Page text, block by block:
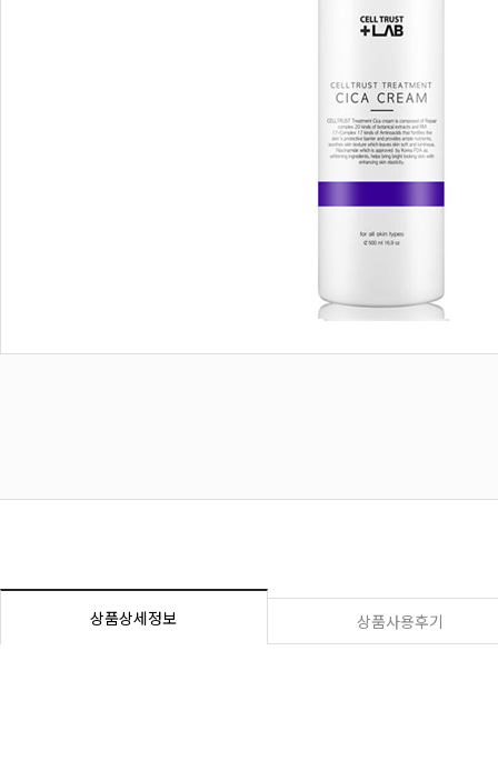
상품상세정보 상품사용후기